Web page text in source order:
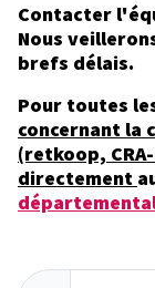
Contacter
Nous
brefs délais.
Pour toutes
concernant la
(retkoop,
directement